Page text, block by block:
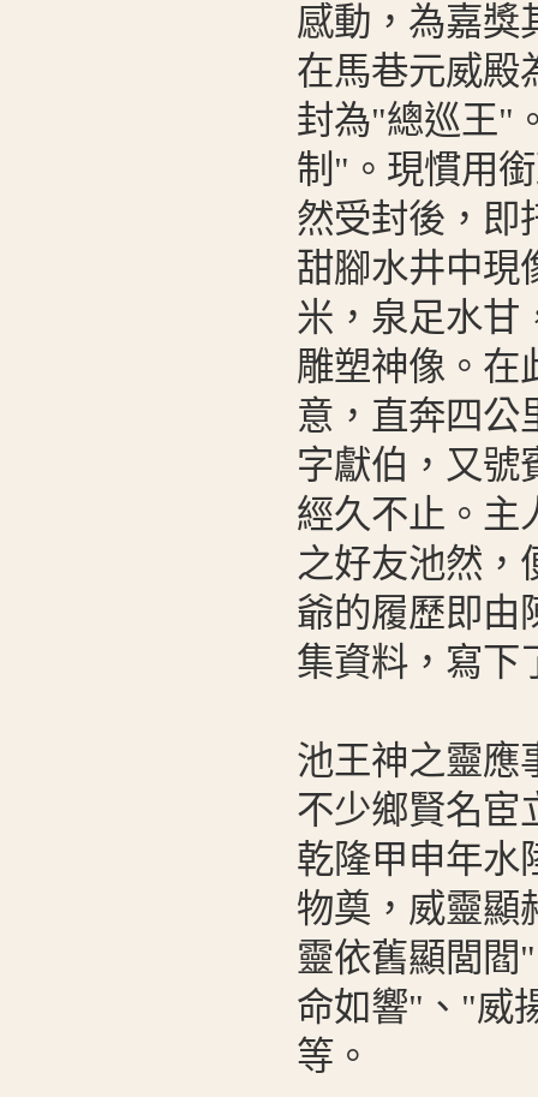
感動，為嘉獎
在馬巷元威殿
封為"總巡王"
制"。現慣用
然受封後，即
甜腳水井中現
米，泉足水甘
雕塑神像。在
意，直奔四公
字獻伯，又號
經久不止。主
之好友池然，
爺的履歷即由
集資料，寫下
池王神之靈應
不少鄉賢名宦
乾隆甲申年水
物奠，威靈顯
靈依舊顯閭
命如響"、"威
等。